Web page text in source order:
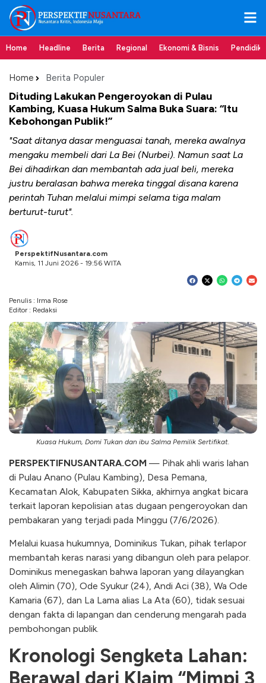
Home Headline Berita Regional Ekonomi & Bisnis
Home Berita Populer
Dituding Lakukan Pengeroyokan di Pulau
Kambing, Kuasa Hukum Salma Buka Suara: “Itu
Kebohongan Publik!”
"Saat ditanya dasar menguasai tanah, mereka awalnya
mengaku membeli dari La Bei (Nurbei). Namun saat La
Bei dihadirkan dan membantah ada jual beli, mereka
justru beralasan bahwa mereka tinggal disana karena
perintah Tuhan melalui mimpi selama tiga malam
berturut-turut".
PerspektifNusantara.com
Kamis, 11 Juni 2026 - 19:56 WITA
Penulis : Irma Rose
Editor : Redaksi
Kuasa Hukum, Domi Tukan dan ibu Salma Pemilik Sertifikat.
PERSPEKTIFNUSANTARA.COM — Pihak ahli waris lahan
di Pulau Anano (Pulau Kambing), Desa Pemana,
Kecamatan Alok, Kabupaten Sikka, akhirnya angkat bicara
terkait laporan kepolisian atas dugaan pengeroyokan dan
pembakaran yang terjadi pada Minggu (7/6/2026).
Melalui kuasa hukumnya, Dominikus Tukan, pihak terlapor
membantah keras narasi yang dibangun oleh para pelapor.
Dominikus menegaskan bahwa laporan yang dilayangkan
oleh Alimin (70), Ode Syukur (24), Andi Aci (38), Wa Ode
Kamaria (67), dan La Lama alias La Ata (60), tidak sesuai
dengan fakta di lapangan dan cenderung mengarah pada
pembohongan publik.
Kronologi Sengketa Lahan:
Berawal dari Klaim “Mimpi 3